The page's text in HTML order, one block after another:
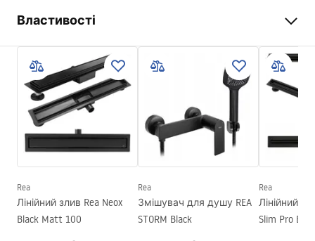
Властивості
Спосіб відкриття дверей
Розмір дверей
Товщина скла
Висота душових дверей
195см
Матеріал профілів
Матеріал ручок
Сталь
Покриття Easy Clean
Скло дверей - з обох
сторін, скло нерухоме - з
одного боку
Rea
Лінійний злив Rea Neox
Black Matt 100
Rea
Змішувач для душу REA
STORM Black
Rea
Лінійний
Slim Pro